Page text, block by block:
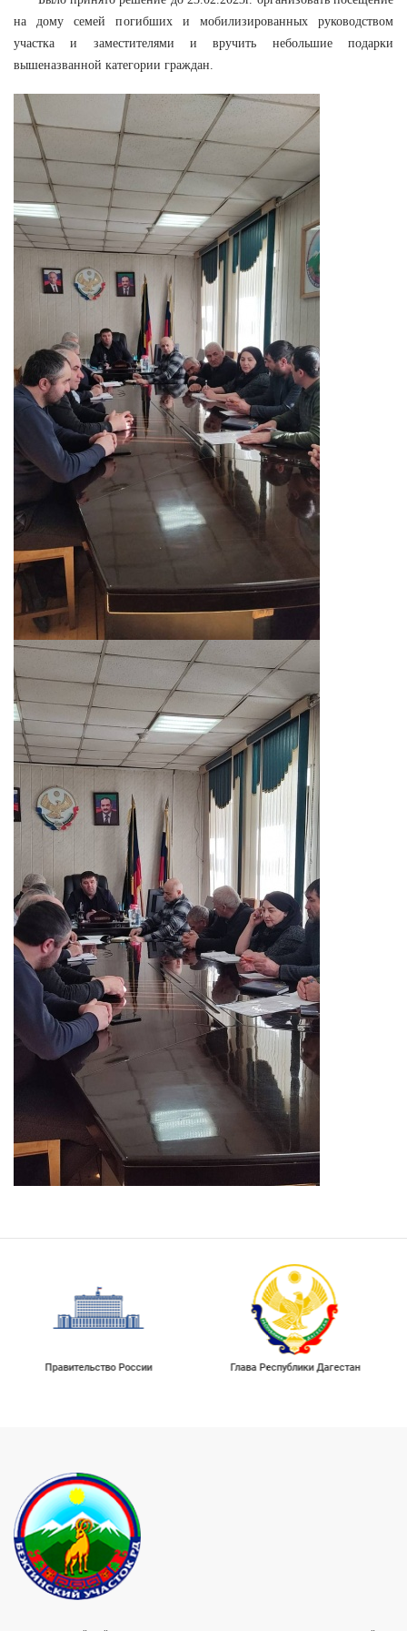
на дому семей погибших и мобилизированных руководством
участка и заместителями и вручить небольшие подарки
вышеназванной категории граждан.
Правительство России Глава Республики Дагестан